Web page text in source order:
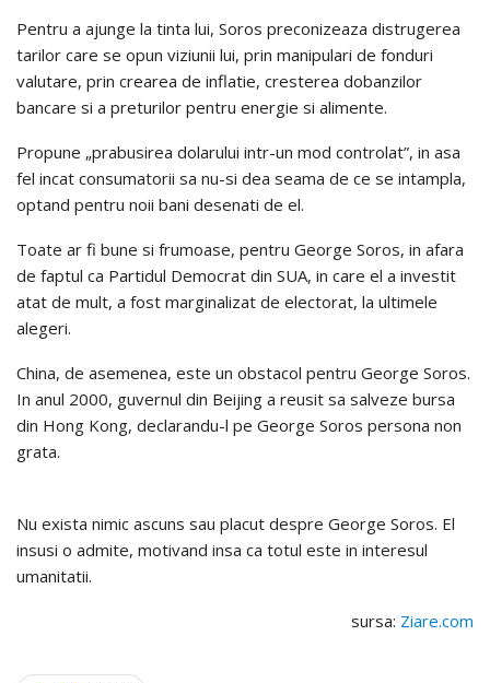
Pentru a ajunge la tinta lui, Soros preconizeaza distrugerea
tarilor care se opun viziunii lui, prin manipulari de fonduri
valutare, prin crearea de inflatie, cresterea dobanzilor
bancare si a preturilor pentru energie si alimente.
Propune „prabusirea dolarului intr-un mod controlat”, in asa
fel incat consumatorii sa nu-si dea seama de ce se intampla,
optand pentru noii bani desenati de el.
Toate ar fi bune si frumoase, pentru George Soros, in afara
de faptul ca Partidul Democrat din SUA, in care el a investit
atat de mult, a fost marginalizat de electorat, la ultimele
alegeri.
China, de asemenea, este un obstacol pentru George Soros.
In anul 2000, guvernul din Beijing a reusit sa salveze bursa
din Hong Kong, declarandu-l pe George Soros persona non
grata.
Nu exista nimic ascuns sau placut despre George Soros. El
insusi o admite, motivand insa ca totul este in interesul
umanitatii.
sursa: Ziare.com